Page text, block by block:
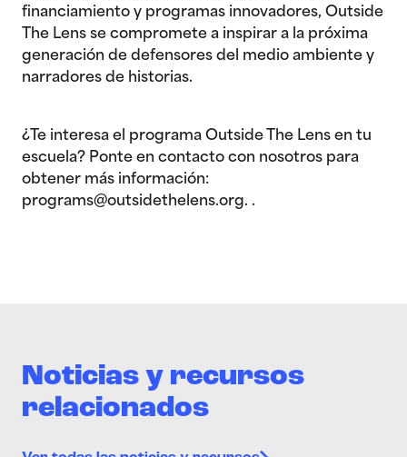
financiamiento y programas innovadores, Outside
The Lens se compromete a inspirar a la próxima
generación de defensores del medio ambiente y
narradores de historias.
¿Te interesa el programa Outside The Lens en tu
escuela? Ponte en contacto con nosotros para
obtener más información:
programs@outsidethelens.org. .
Noticias y recursos
relacionados